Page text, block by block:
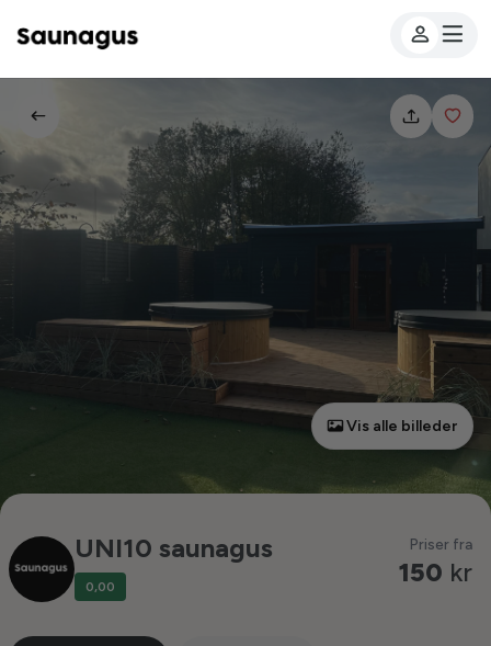
Vis alle billeder
UNI10 saunagus
0,00
Priser fra
150 kr